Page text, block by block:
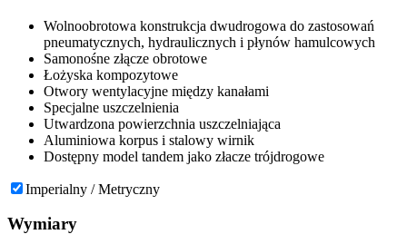
Wolnoobrotowa konstrukcja dwudrogowa do zastosowań
pneumatycznych, hydraulicznych i płynów hamulcowych
Samonośne złącze obrotowe
Łożyska kompozytowe
Otwory wentylacyjne między kanałami
Specjalne uszczelnienia
Utwardzona powierzchnia uszczelniająca
Aluminiowa korpus i stalowy wirnik
Dostępny model tandem jako złacze trójdrogowe
Imperialny / Metryczny
Wymiary